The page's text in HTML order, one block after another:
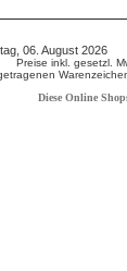
06. August
Preise inkl. gesetzl.
Diese Online